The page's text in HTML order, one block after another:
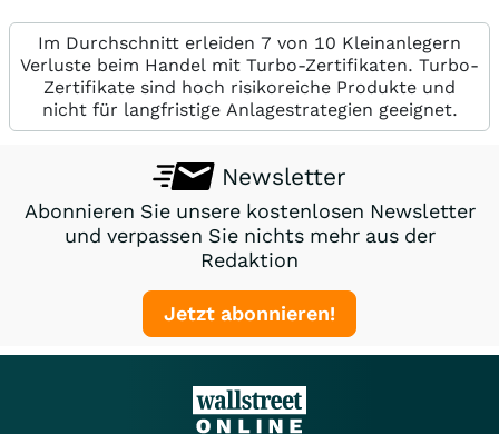
Im Durchschnitt erleiden 7 von 10 Kleinanlegern
Verluste beim Handel mit Turbo-Zertifikaten. Turbo-
Zertifikate sind hoch risikoreiche Produkte und
nicht für langfristige Anlagestrategien geeignet.
Newsletter
Abonnieren Sie unsere kostenlosen Newsletter
und verpassen Sie nichts mehr aus der
Redaktion
Jetzt abonnieren!